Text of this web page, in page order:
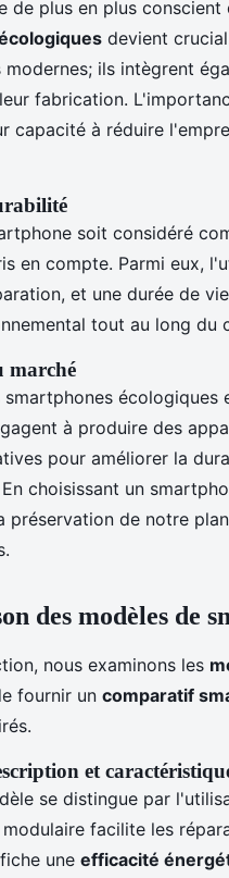
de plus en plus conscient
devient
ils intègrent
fabrication.
capacité à réduire
soit considéré
en compte. Parmi eux,
et une durée de
tout au long du
marché
smartphones écologiques
à produire des
pour améliorer la
choisissant un
préservation de notre
des modèles de
nous examinons les
fournir un comparatif
et
se distingue par
facilite les
une efficacité